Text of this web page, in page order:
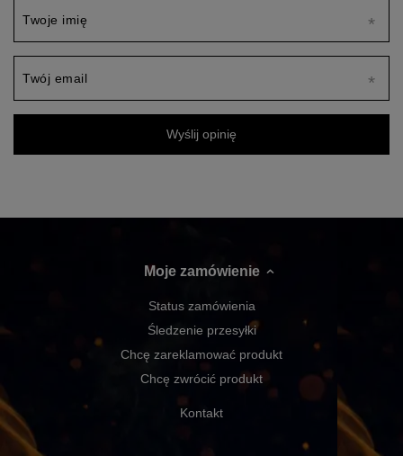
Twoje imię
Twój email
Wyślij opinię
Moje zamówienie
Status zamówienia
Śledzenie przesyłki
Chcę zareklamować produkt
Chcę zwrócić produkt
Kontakt